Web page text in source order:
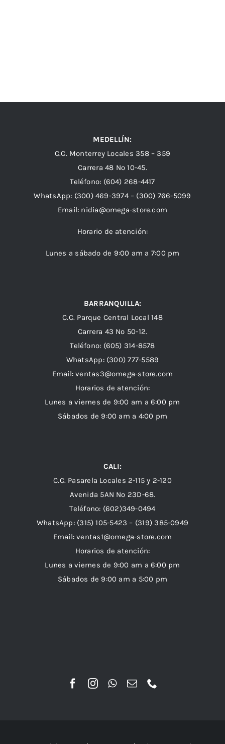
MEDELLÍN:
C.C. Monterrey Locales 358 – 359
Carrera 48 Nº 10-45.
Teléfono: (604) 268-4417
WhatsApp: (300) 469-3974 – (300) 766-5099
Email: nidia@omega-store.com
Horario de atención:
Lunes a sábado de 9:00 am a 7:00 pm
BARRANQUILLA:
C.C. Parque Central Local 148
Carrera 43 Nº 50-12.
Teléfono: (605) 314-8578
WhatsApp: (300) 777-5589
Email: ventas3@omega-store.com
Horarios de atención:
Lunes a viernes de 9:00 am a 6:00 pm
Sábados de 9:00 am a 4:00 pm
CALI:
C.C. Pasarela Locales 2-115 y 2-120
Avenida 5AN Nº 23D-68.
Teléfono: (602)349-0494
WhatsApp: (315) 105-5423 – (319) 385-0949
Email:ventas1@omega-store.com
Horarios de atención:
Lunes a viernes de 9:00 am a 6:00 pm
Sábados de 9:00 am a 5:00 pm